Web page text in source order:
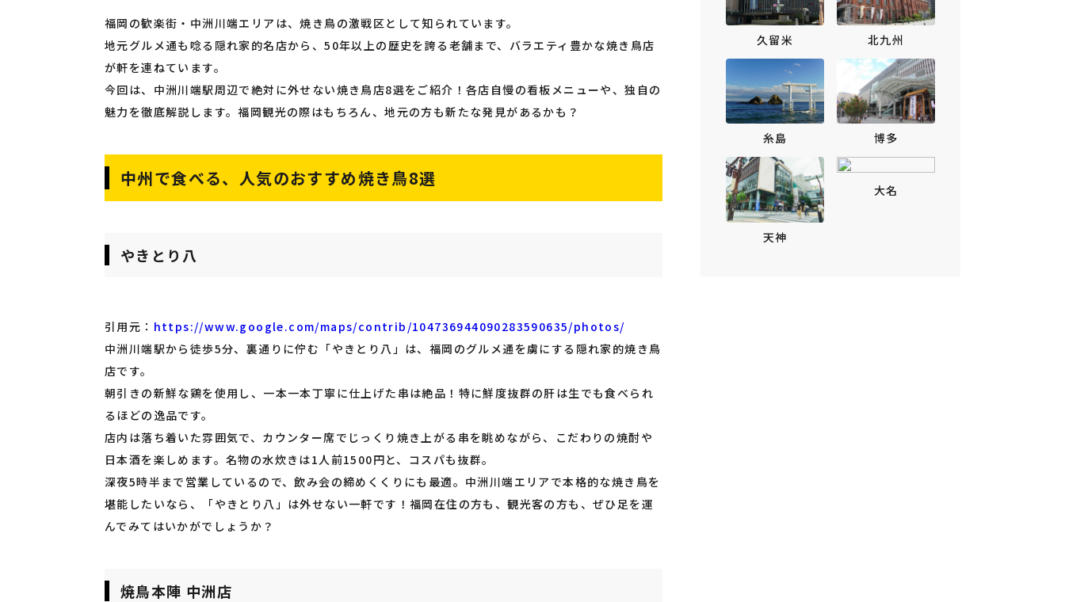
福岡の歓楽街・中洲川端エリアは、焼き鳥の激戦区として知られています。
地元グルメ通も唸る隠れ家的名店から、50年以上の歴史を誇る老舗まで、バラエティ豊かな焼き鳥店
が軒を連ねています。
今回は、中洲川端駅周辺で絶対に外せない焼き鳥店8選をご紹介！各店自慢の看板メニューや、独自の
魅力を徹底解説します。福岡観光の際はもちろん、地元の方も新たな発見があるかも？
中州で食べる、人気のおすすめ焼き鳥8選
やきとり八
引用元： https://www.google.com/maps/contrib/104736944090283590635/photos/
中洲川端駅から徒歩5分、裏通りに佇む「やきとり八」は、福岡のグルメ通を虜にする隠れ家的焼き鳥
店です。
朝引きの新鮮な鶏を使用し、一本一本丁寧に仕上げた串は絶品！特に鮮度抜群の肝は生でも食べられ
るほどの逸品です。
店内は落ち着いた雰囲気で、カウンター席でじっくり焼き上がる串を眺めながら、こだわりの焼酎や
日本酒を楽しめます。名物の水炊きは1人前1500円と、コスパも抜群。
深夜5時半まで営業しているので、飲み会の締めくくりにも最適。中洲川端エリアで本格的な焼き鳥を
堪能したいなら、「やきとり八」は外せない一軒です！福岡在住の方も、観光客の方も、ぜひ足を運
んでみてはいかがでしょうか？
焼鳥本陣 中洲店
久留米 北九州
糸島 博多
天神
大名